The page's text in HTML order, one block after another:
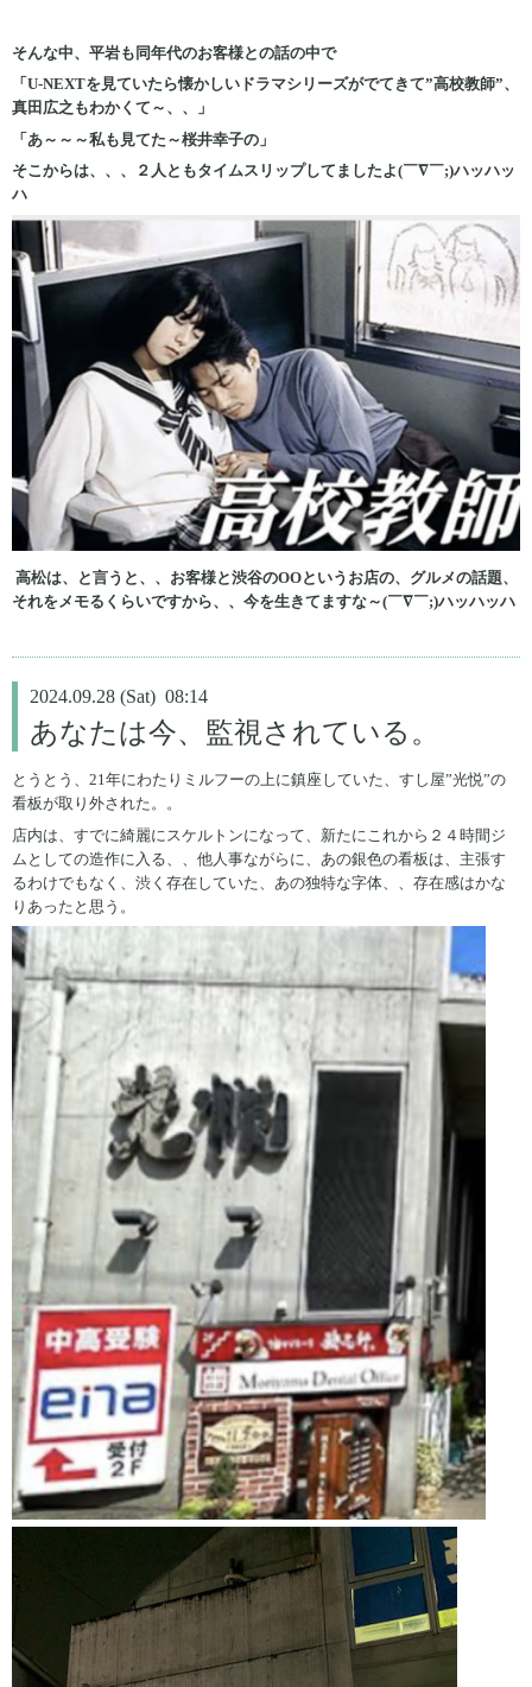
そんな中、平岩も同年代のお客様との話の中で
「U-NEXTを見ていたら懐かしいドラマシリーズがでてきて”高校教師”、
真田広之もわかくて～、、」
「あ～～～私も見てた～桜井幸子の」
そこからは、、、２人ともタイムスリップしてましたよ(￣∇￣;)ハッハッ
ハ
高松は、と言うと、、お客様と渋谷のOOというお店の、グルメの話題、
それをメモるくらいですから、、今を生きてますな～(￣∇￣;)ハッハッハ
2024.09.28 (Sat) 08:14
あなたは今、監視されている。
とうとう、21年にわたりミルフーの上に鎮座していた、すし屋”光悦”の
看板が取り外された。。
店内は、すでに綺麗にスケルトンになって、新たにこれから２４時間ジ
ムとしての造作に入る、、他人事ながらに、あの銀色の看板は、主張す
るわけでもなく、渋く存在していた、あの独特な字体、、存在感はかな
りあったと思う。